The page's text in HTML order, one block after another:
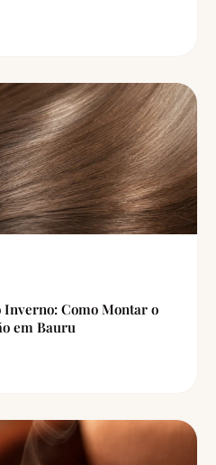
Como Montar o
em Bauru